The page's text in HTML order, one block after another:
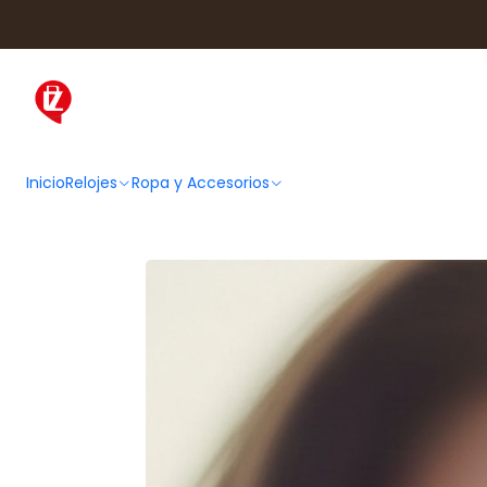
InicioRelojes Ropa y Accesorios